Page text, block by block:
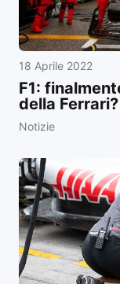
18 Aprile 2022
F1:
della Ferrari?
Notizie